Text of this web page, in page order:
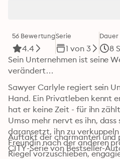
56 Bewertung
4.4
Serie
1 von 3
Dauer
8
Sein Unternehmen ist seine
Sawyer Carlyle regiert sein
Hand. Ein Privatleben kennt
hat er keine Zeit - für ihn
Umso mehr nervt es ihn, dass
daransetzt, ihn zu
Freundin nach der anderen
Riegel vorzuschieben,
Auftakt der charmanten und
CITY-Serie von Bestseller-